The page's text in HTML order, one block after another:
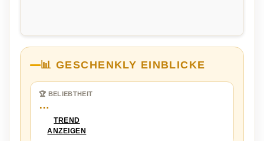
📊 GESCHENKLY EINBLICKE
🏆 BELIEBTHEIT
…
TREND
ANZEIGEN